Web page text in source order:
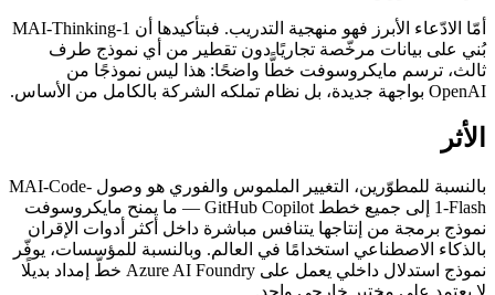
أمّا الادّعاء الأبرز فهو منهجية التدريب. فبتأكيدها أن MAI-Thinking-1
بُني على بيانات مرخّصة تجاريًا دون تقطير من أي نموذج طرف
ثالث، ترسم مايكروسوفت خطًّا واضحًا: هذا ليس نموذجًا من
OpenAI بواجهة جديدة، بل نظام تملكه الشركة بالكامل من الأساس.
الأثر
بالنسبة للمطوّرين، التغيير الملموس والفوري هو وصول MAI-Code-
1-Flash إلى جميع خطط GitHub Copilot — ما يمنح مايكروسوفت
نموذج برمجة من إنتاجها يتنافس مباشرة داخل أكثر أدوات الإقران
بالذكاء الاصطناعي استخدامًا في العالم. وبالنسبة للمؤسسات، يوفّر
نموذج استدلال داخلي يعمل على Azure AI Foundry خطّ إمداد بديلًا